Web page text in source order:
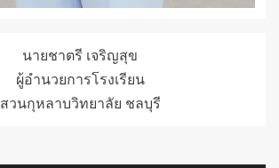
นายชาตรี เจริญสุข
ผู้อำนวยการโรงเรียน
สวนกุหลาบวิทยาลัย ชลบุรี